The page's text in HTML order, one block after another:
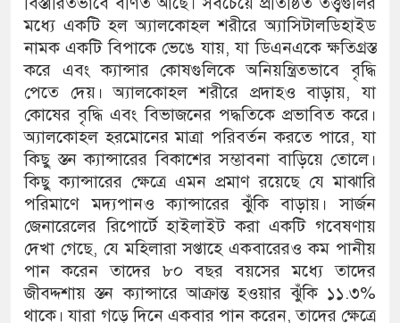
মধ্যে একটি হল অ্যালকোহল শরীরে অ্যাসিটালডিহাইড
নামক একটি বিপাকে ভেঙে যায়, যা ডিএনএকে ক্ষতিগ্রস্ত
করে এবং ক্যান্সার কোষগুলিকে অনিয়ন্ত্রিতভাবে বৃদ্ধি
পেতে দেয়। অ্যালকোহল শরীরে প্রদাহও বাড়ায়, যা
কোষের বৃদ্ধি এবং বিভাজনের পদ্ধতিকে প্রভাবিত করে।
অ্যালকোহল হরমোনের মাত্রা পরিবর্তন করতে পারে, যা
কিছু স্তন ক্যান্সারের বিকাশের সম্ভাবনা বাড়িয়ে তোলে।
কিছু ক্যান্সারের ক্ষেত্রে এমন প্রমাণ রয়েছে যে মাঝারি
পরিমাণে মদ্যপানও ক্যান্সারের ঝুঁকি বাড়ায়। সার্জন
জেনারেলের রিপোর্টে হাইলাইট করা একটি গবেষণায়
দেখা গেছে, যে মহিলারা সপ্তাহে একবারেরও কম পানীয়
পান করেন তাদের ৮০ বছর বয়সের মধ্যে তাদের
জীবদ্দশায় স্তন ক্যান্সারে আক্রান্ত হওয়ার ঝুঁকি ১১.৩%
থাকে। যারা গড়ে দিনে একবার পান করেন, তাদের ক্ষেত্রে